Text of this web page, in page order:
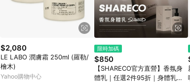
$2,080
LE LABO 潤膚霜 250ml (羅勒/
檜木)
Yahoo購物中心
限時加碼
$850
【SHARECO官方直營】香氛身
體乳｜任選2件95折｜身體乳液